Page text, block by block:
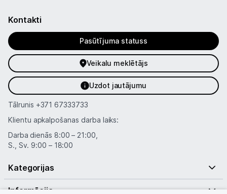
Maizes krāsnis
Multivārāmie katli
Friteri
Vakuuma iepakotāji
Virtuves svari
Ūdens gāzēšanas aparāti
Mazās cepeškrāsnis
Mazās plītis
Kontakti
Pasūtījuma statuss
Veikalu meklētājs
Uzdot jautājumu
Tālrunis +371 67333733
Klientu apkalpošanas darba laiks:
Darba dienās 8:00 – 21:00,
S., Sv. 9:00 – 18:00
Kategorijas
Informācija